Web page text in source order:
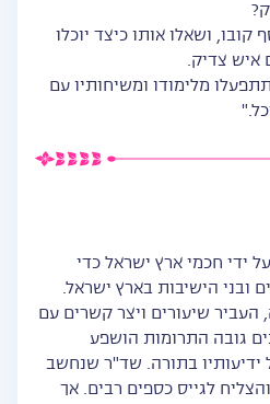
קובו, ושאלו אותו כיצד יוכלו
איש צדיק.
מלימודו ומשיחותיו עם
ידי חכמי ארץ ישראל כדי
ובני הישיבות בארץ ישראל.
העביר שיעורים ויצר קשרים עם
גובה התרומות הושפע
ידיעותיו בתורה. שד"ר שנחשב
לגייס כספים רבים. אך